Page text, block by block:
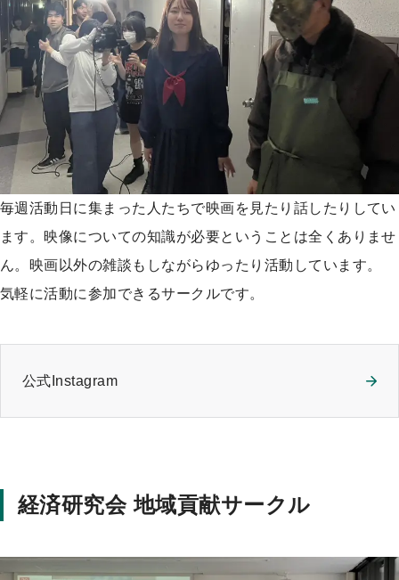
プ
毎週活動日に集まった人たちで映画を見たり話したりしてい
ます。映像についての知識が必要ということは全くありませ
ん。映画以外の雑談もしながらゆったり活動しています。
気軽に活動に参加できるサークルです。
公式Instagram
経済研究会 地域貢献サークル